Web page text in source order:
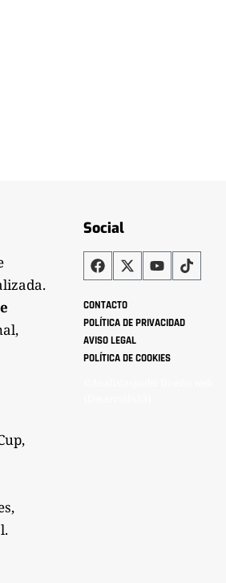
Social
CONTACTO
POLÍTICA DE PRIVACIDAD
AVISO LEGAL
POLÍTICA DE COOKIES